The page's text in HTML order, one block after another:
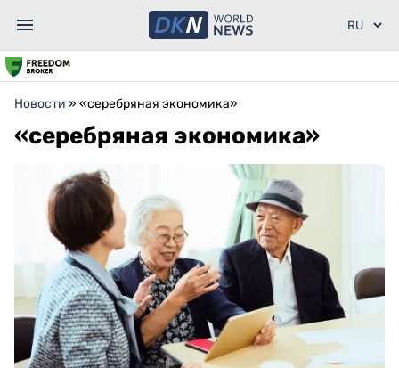
Новости » «серебряная экономика»
«серебряная экономика»